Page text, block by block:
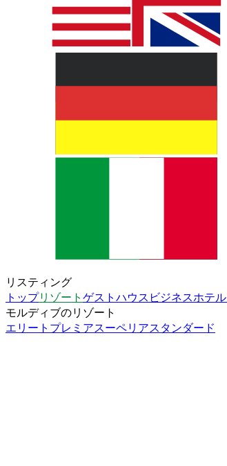
リスティング
トップリゾート ゲストハウス ビジネスホテル
モルディブのリゾート
エリート プレミアスーペリアスタンダード